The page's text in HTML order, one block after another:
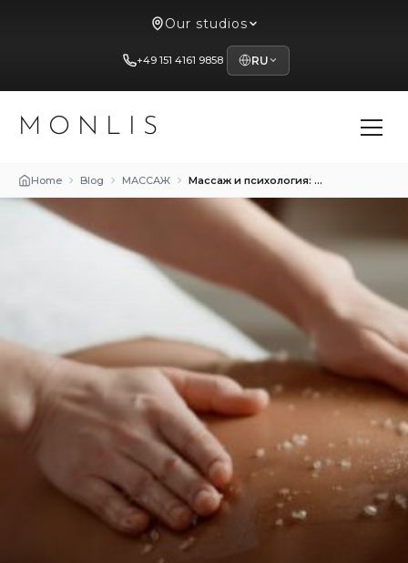
Our studios
+49 151 4161 9858 RU
MONLIS
Home Blog МАССАЖ Массаж и психология: Влияние на эмоциональное состояние